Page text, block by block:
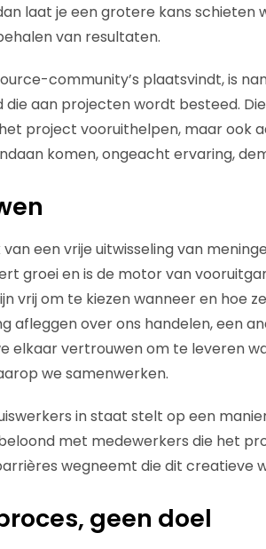
laat je een grotere kans schieten
van resultaten.
community’s plaatsvindt, is
aan projecten wordt besteed.
project vooruithelpen, maar ook
komen, ongeacht ervaring,
een vrije uitwisseling van
groei en is de motor van
vrij om te kiezen wanneer en hoe
afleggen over ons handelen, een
elkaar vertrouwen om te leveren
we samenwerken.
in staat stelt op een
met medewerkers die het
wegneemt die dit creatieve
geen doel